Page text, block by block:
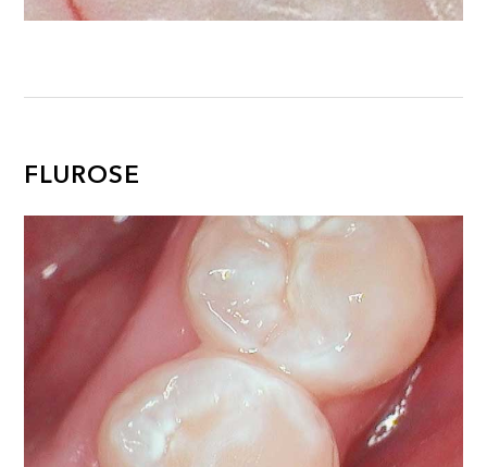
FLUROSE